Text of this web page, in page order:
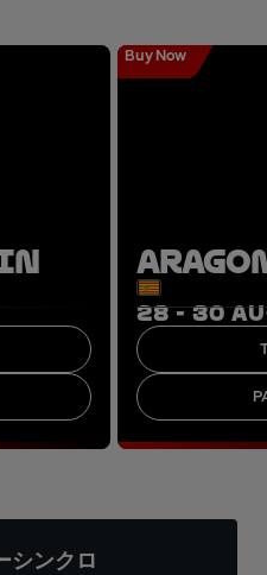
Buy Now
28 - 30
シンクロ